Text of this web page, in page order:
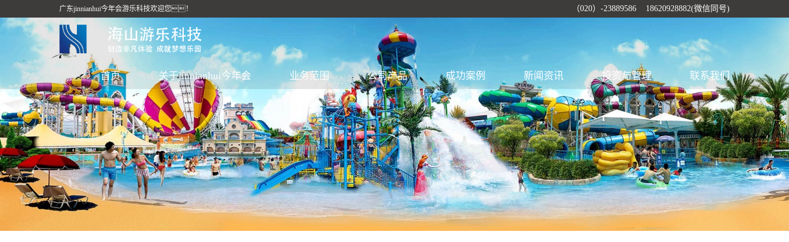
广东jinnianhui今年会游乐科技欢迎您！ （020）-23889586 18620928882(微信同号)
首页 关于jinnianhui今年会 业务范围 公司产品 成功案例 新闻资讯 投资与管理 联系我们